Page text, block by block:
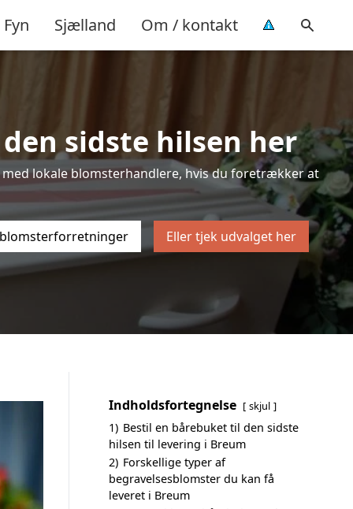
Fyn Sjælland Om / kontakt
sidste hilsen her
lokale blomsterhandlere, hvis du foretrækker at
Eller tjek udvalget her
Indholdsfortegnelse skjul
1) Bestil en bårebuket til den sidste
hilsen til levering i Breum
2) Forskellige typer af
begravelsesblomster du kan få
leveret i Breum